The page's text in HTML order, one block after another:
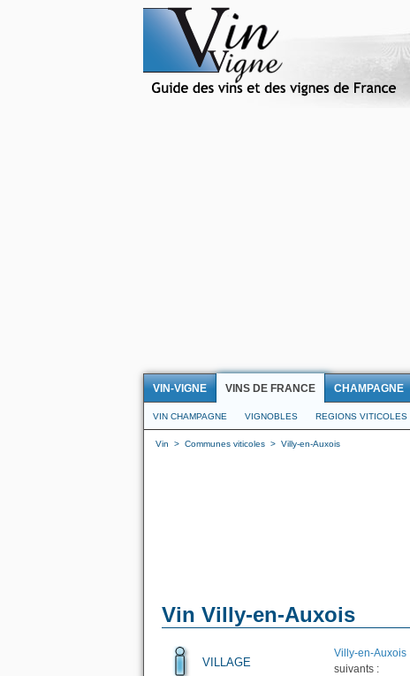
VIN-VIGNE VINS DE FRANCE CHAMPAGNE
VIN CHAMPAGNE VIGNOBLES REGIONS VITICOLES
Vin > Communes viticoles > Villy-en-Auxois
Vin Villy-en-Auxois
VILLAGE
Villy-en-Auxois
suivants :